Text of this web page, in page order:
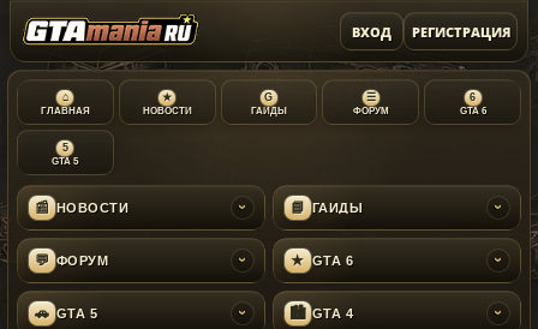
ВХОД РЕГИСТРАЦИЯ
⌂
ГЛАВНАЯ
★
НОВОСТИ
G
ГАЙДЫ
☰
ФОРУМ
6
GTA 6
5
GTA 5
📰 НОВОСТИ › 📘 ГАЙДЫ ›
💬 ФОРУМ › ★ GTA 6 ›
🚗 GTA 5 › 🏙 GTA 4 ›